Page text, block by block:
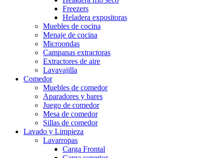
Freezers
Heladera expositoras
Muebles de cocina
Menaje de cocina
Microondas
Campanas extractoras
Extractores de aire
Lavavajilla
Comedor
Muebles de comedor
Aparadores y bares
Juego de comedor
Mesa de comedor
Sillas de comedor
Lavado y Limpieza
Lavarropas
Carga Frontal